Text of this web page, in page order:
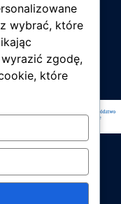
wybrać, które
zgodę,
które